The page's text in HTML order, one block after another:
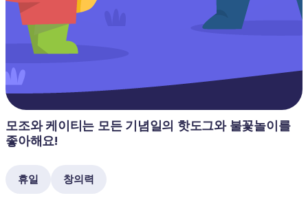
모조와 케이티는 모든 기념일의 핫도그와 불꽃놀이를
좋아해요!
휴일 창의력